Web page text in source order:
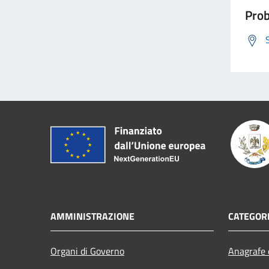
AMMINISTRAZIONE
Organi di Governo